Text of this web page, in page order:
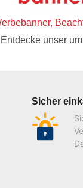
Entdecke unser
Sicher